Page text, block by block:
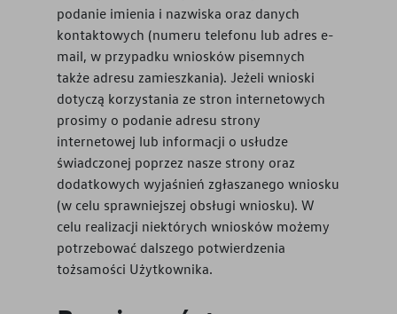
podanie imienia i nazwiska oraz danych
kontaktowych (numeru telefonu lub adres e-
mail, w przypadku wniosków pisemnych
także adresu zamieszkania). Jeżeli wnioski
dotyczą korzystania ze stron internetowych
prosimy o podanie adresu strony
internetowej lub informacji o usłudze
świadczonej poprzez nasze strony oraz
dodatkowych wyjaśnień zgłaszanego wniosku
(w celu sprawniejszej obsługi wniosku). W
celu realizacji niektórych wniosków możemy
potrzebować dalszego potwierdzenia
tożsamości Użytkownika.